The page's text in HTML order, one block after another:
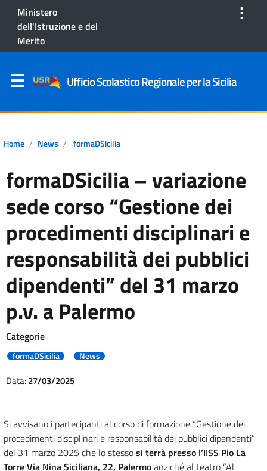
Ministero
dell'Istruzione e del
Merito
⋮
Ufficio Scolastico Regionale per la Sicilia
Home News formaDSicilia
formaDSicilia – variazione
sede corso “Gestione dei
procedimenti disciplinari e
responsabilità dei pubblici
dipendenti” del 31 marzo
p.v. a Palermo
Categorie
formaDSicilia News
Data:27/03/2025
Si avvisano i partecipanti al corso di formazione “Gestione dei
procedimenti disciplinari e responsabilità dei pubblici dipendenti”
del 31 marzo 2025 che lo stessosi terrà presso l’IISS Pio La
Torre Via Nina Siciliana, 22, Palermoanziché al teatro “Al